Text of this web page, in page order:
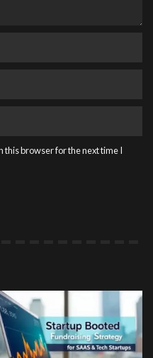
this browser for the next time I